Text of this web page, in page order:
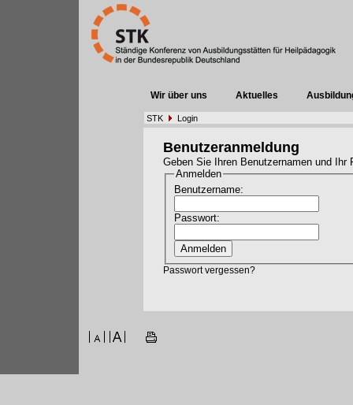
Wir über uns Aktuelles
STK Login
Benutzeranmeldung
Geben Sie Ihren Benutzernamen und
Anmelden
Benutzername:
Passwort:
Passwort vergessen?